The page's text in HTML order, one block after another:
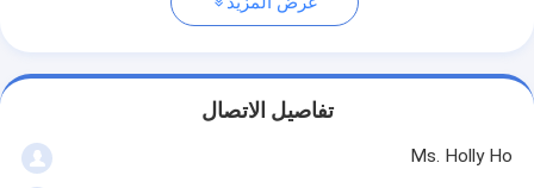
تفاصيل الاتصال
Ms. Holly Ho